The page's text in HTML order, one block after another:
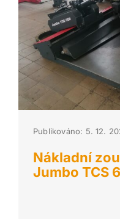
Publikováno: 5. 12.
Nákladní
Jumbo TCS